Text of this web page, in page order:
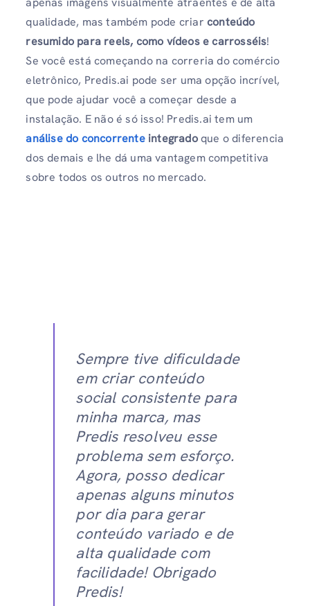
qualidade, mas também pode criar conteúdo
resumido para reels, como vídeos e carrosséis!
Se você está começando na correria do comércio
eletrônico, Predis.ai pode ser uma opção incrível,
que pode ajudar você a começar desde a
instalação. E não é só isso! Predis.ai tem um
análise do concorrenteintegradoque o diferencia
dos demais e lhe dá uma vantagem competitiva
sobre todos os outros no mercado.
Sempre tive dificuldade
em criar conteúdo
social consistente para
minha marca, mas
Predis resolveu esse
problema sem esforço.
Agora, posso dedicar
apenas alguns minutos
por dia para gerar
conteúdo variado e de
alta qualidade com
facilidade! Obrigado
Predis!